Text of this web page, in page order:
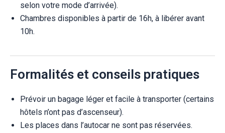
selon votre mode d’arrivée).
Chambres disponibles à partir de 16h, à libérer avant
10h.
Formalités et conseils pratiques
Prévoir un bagage léger et facile à transporter (certains
hôtels n’ont pas d’ascenseur).
Les places dans l’autocar ne sont pas réservées.